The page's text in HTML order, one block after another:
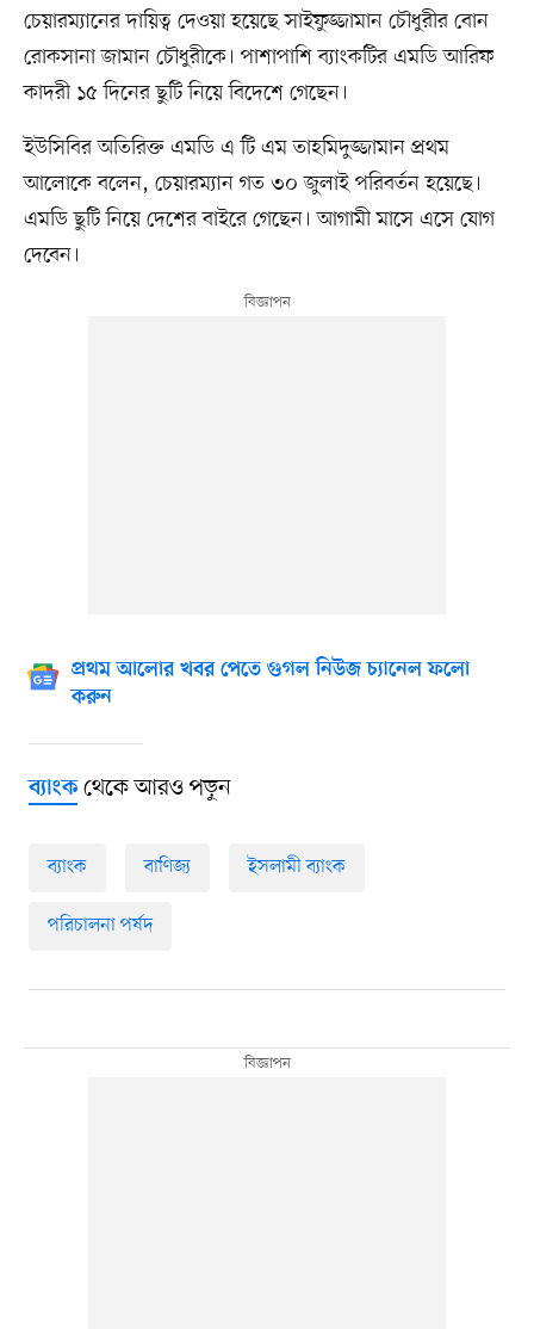
চেয়ারম্যানের দায়িত্ব দেওয়া হয়েছে সাইফুজ্জামান চৌধুরীর বোন
রোকসানা জামান চৌধুরীকে। পাশাপাশি ব্যাংকটির এমডি আরিফ
কাদরী ১৫ দিনের ছুটি নিয়ে বিদেশে গেছেন।
ইউসিবির অতিরিক্ত এমডি এ টি এম তাহমিদুজ্জামান প্রথম
আলোকে বলেন, চেয়ারম্যান গত ৩০ জুলাই পরিবর্তন হয়েছে।
এমডি ছুটি নিয়ে দেশের বাইরে গেছেন। আগামী মাসে এসে যোগ
দেবেন।
প্রথম আলোর খবর পেতে গুগল নিউজ চ্যানেল ফলো
করুন
ব্যাংকথেকে আরও পড়ুন
ব্যাংক বাণিজ্য ইসলামী ব্যাংক
পরিচালনা পর্ষদ